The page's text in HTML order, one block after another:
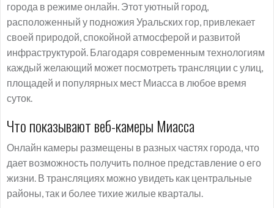
города в режиме онлайн. Этот уютный город,
расположенный у подножия Уральских гор, привлекает
своей природой, спокойной атмосферой и развитой
инфраструктурой. Благодаря современным технологиям
каждый желающий может посмотреть трансляции с улиц,
площадей и популярных мест Миасса в любое время
суток.
Что показывают веб-камеры Миасса
Онлайн камеры размещены в разных частях города, что
дает возможность получить полное представление о его
жизни. В трансляциях можно увидеть как центральные
районы, так и более тихие жилые кварталы.